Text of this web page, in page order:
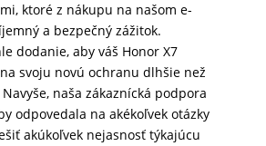
ktoré z nákupu na našom e-
a bezpečný zážitok.
dodanie, aby váš Honor X7
svoju novú ochranu dlhšie než
naša zákaznícká podpora
odpovedala na akékoľvek otázky
akúkoľvek nejasnosť týkajúcu